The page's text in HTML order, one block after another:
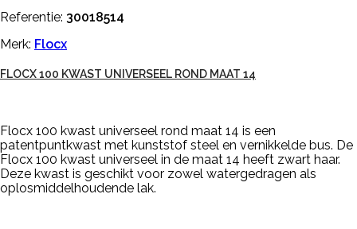
Referentie: 30018514
Merk: Flocx
FLOCX 100 KWAST UNIVERSEEL ROND MAAT 14
Flocx 100 kwast universeel rond maat 14 is een
patentpuntkwast met kunststof steel en vernikkelde bus. De
Flocx 100 kwast universeel in de maat 14 heeft zwart haar.
Deze kwast is geschikt voor zowel watergedragen als
oplosmiddelhoudende lak.